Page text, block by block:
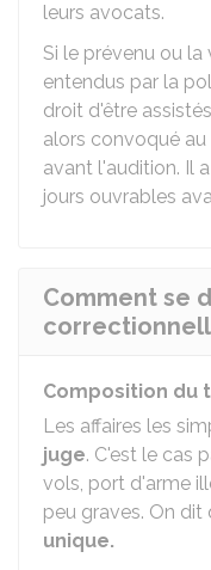
leurs avocats.
Si le prévenu ou
entendus par la
droit d'être
alors convoqué
avant l'audition. Il
jours ouvrables
Comment se
Composition du
Les affaires les
juge. C'est le cas
vols, port d'arme
peu graves. On dit
unique.